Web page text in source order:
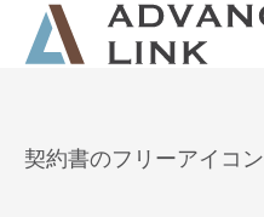
契約書のフリーアイコン
会社概要